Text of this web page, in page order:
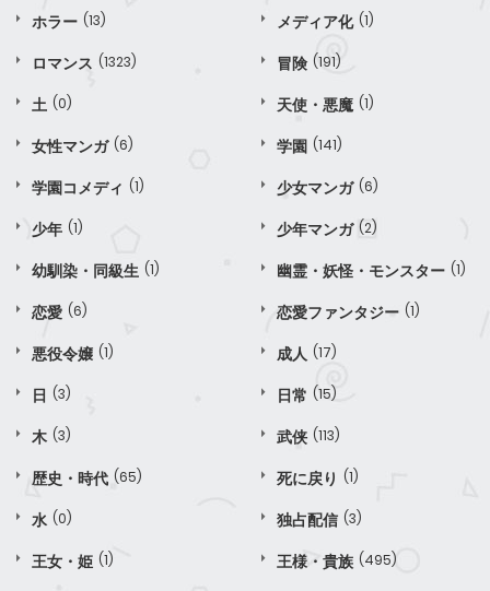
ホラー (13) メディア化 (1)
ロマンス (1323) 冒険 (191)
土 (0) 天使・悪魔 (1)
女性マンガ (6) 学園 (141)
学園コメディ (1) 少女マンガ (6)
少年 (1) 少年マンガ (2)
幼馴染・同級生 (1) 幽霊・妖怪・モンスター (1)
恋愛 (6) 恋愛ファンタジー (1)
悪役令嬢 (1) 成人 (17)
日 (3) 日常 (15)
木 (3) 武侠 (113)
歴史・時代 (65) 死に戻り (1)
水 (0) 独占配信 (3)
王女・姫 (1) 王様・貴族 (495)